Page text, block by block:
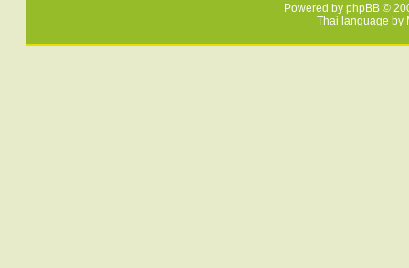
Powered by phpBB ©
Thai language by